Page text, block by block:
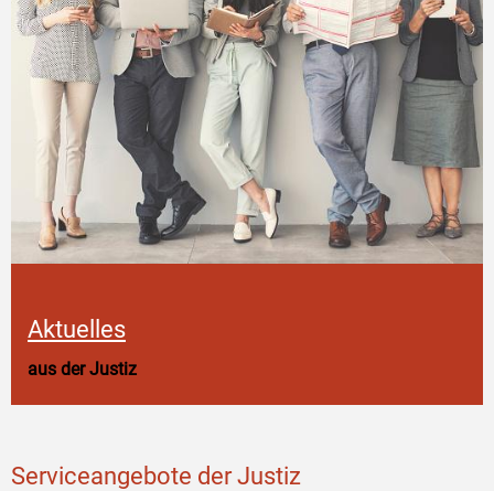
Aktuelles
aus der Justiz
Serviceangebote der Justiz